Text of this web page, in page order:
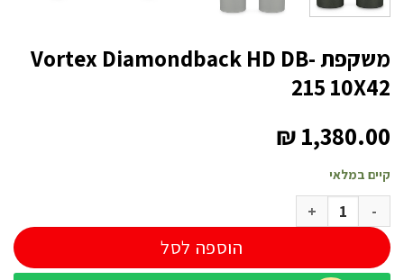
משקפת Vortex Diamondback HD DB-
215 10X42
₪1,380.00
קיים במלאי
כמות של משקפת Vortex Diamondback HD DB-215 10X42
הוספה לסל